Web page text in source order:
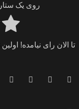
روی یک
تا الان رای نیامده!